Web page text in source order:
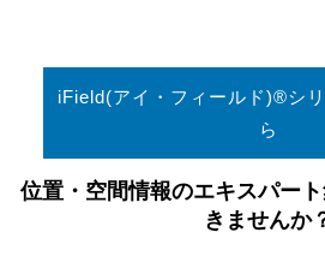
iField(アイ・フィールド)®シ
ら
位置・空間情報のエキスパー
きませんか